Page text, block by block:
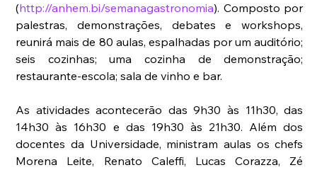
(http://anhem.bi/semanagastronomia). Composto por
palestras, demonstrações, debates e workshops,
reunirá mais de 80 aulas, espalhadas por um auditório;
seis cozinhas; uma cozinha de demonstração;
restaurante-escola; sala de vinho e bar.
As atividades acontecerão das 9h30 às 11h30, das
14h30 às 16h30 e das 19h30 às 21h30. Além dos
docentes da Universidade, ministram aulas os chefs
Morena Leite, Renato Caleffi, Lucas Corazza, Zé